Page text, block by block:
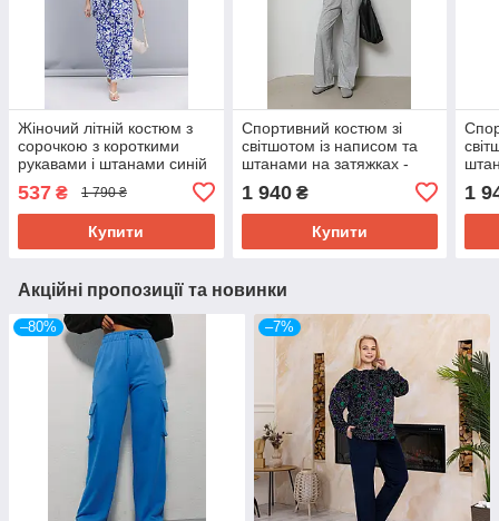
Жіночий літній костюм з
сорочкою з короткими
рукавами і штанами синій
537 ₴ 1 790 ₴
Купити
Спортивний костюм зі
світшотом із написом та
штанами на затяжках -
сірий цвет, M (є розміри)
1 940₴
Купити
1
Акційні пропозиції та новинки
–80% –7%